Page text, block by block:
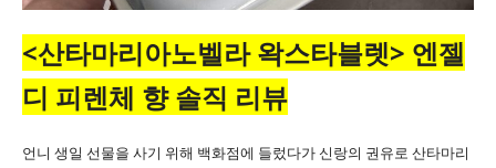
<산타마리아노벨라 왁스타블렛> 엔젤
디 피렌체 향 솔직 리뷰
언니 생일 선물을 사기 위해 백화점에 들렀다가 신랑의 권유로 산타마리